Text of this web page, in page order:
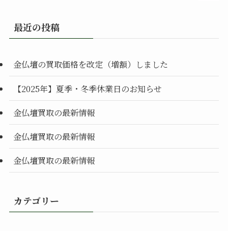
最近の投稿
金仏壇の買取価格を改定（増額）しました
【2025年】夏季・冬季休業日のお知らせ
金仏壇買取の最新情報
金仏壇買取の最新情報
金仏壇買取の最新情報
カテゴリー